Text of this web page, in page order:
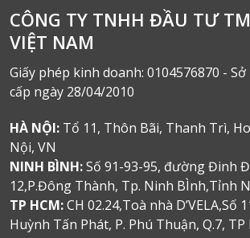
CÔNG TY TNHH ĐẦU TƯ
VIỆT NAM
Giấy phép kinh doanh: 0104576870 -
cấp ngày 28/04/2010
HÀ NỘI: Tổ 11, Thôn Bãi, Thanh Trì,
Nội, VN
NINH BÌNH:Số 91-93-95, đường Đinh
12,P.Đông Thành, Tp. Ninh BÌnh,Tỉnh
TP HCM:CH 02.24,Toà nhà D’VELA,Số
Huỳnh Tấn Phát, P. Phú Thuận, Q.7,